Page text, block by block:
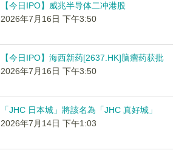
【今日IPO】威兆半导体二冲港股
2026年7月16日 下午3:50
【今日IPO】海西新药[2637.HK]脑瘤药获批
2026年7月16日 下午3:50
「JHC 日本城」將該名為「JHC 真好城」
2026年7月14日 下午1:03